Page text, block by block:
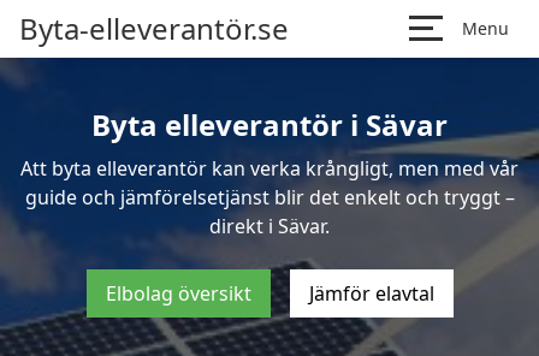
Byta-elleverantör.se Menu
Byta elleverantör i Sävar
Att byta elleverantör kan verka krångligt, men med vår
guide och jämförelsetjänst blir det enkelt och tryggt –
direkt i Sävar.
Elbolag översikt Jämför elavtal